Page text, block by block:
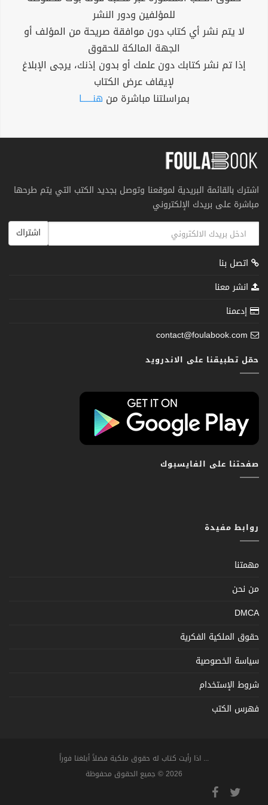
للمؤلفين ودور النشر
لا يتم نشر أي كتاب دون موافقة صريحة من المؤلف أو
الجهة المالكة للحقوق
إذا تم نشر كتابك دون علمك أو بدون إذنك، يرجى الإبلاغ
لإيقاف عرض الكتاب
بمراسلتنا مباشرة من هنــــــا
اشترك بالقائمة البريدية لموقعنا وتوصل بجديد الكتب التي يتم طرحها
مباشرة على بريدك الإلكتروني
اشتراك
اتصل بنا
انشر معنا
إدعمنا
contact@foulabook.com
حمّل تطبيقنا على الاندرويد
صفحتنا على الفايسبوك
روابط مفيدة
مهمتنا
من نحن
DMCA
حقوق الملكية الفكرية
سياسة الخصوصية
شروط الإستخدام
فهرس الكتب
... اذا رأيت كتاب له حقوق ملكية فضلاً أبلغنا فوراً
2026 © جميع الحقوق محفوظة